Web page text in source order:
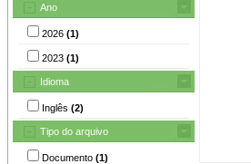
Ano
2026 (1)
2023 (1)
Idioma
Inglês (2)
Tipo do arquivo
Documento (1)